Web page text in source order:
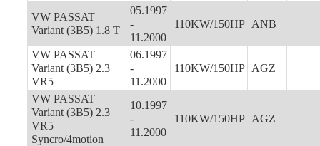
VW PASSAT
Variant (3B5) 1.8 T
05.1997
-
11.2000
110KW/150HP ANB
VW PASSAT
Variant (3B5) 2.3
VR5
06.1997
-
11.2000
110KW/150HP AGZ
VW PASSAT
Variant (3B5) 2.3
VR5
Syncro/4motion
10.1997
-
11.2000
110KW/150HP AGZ